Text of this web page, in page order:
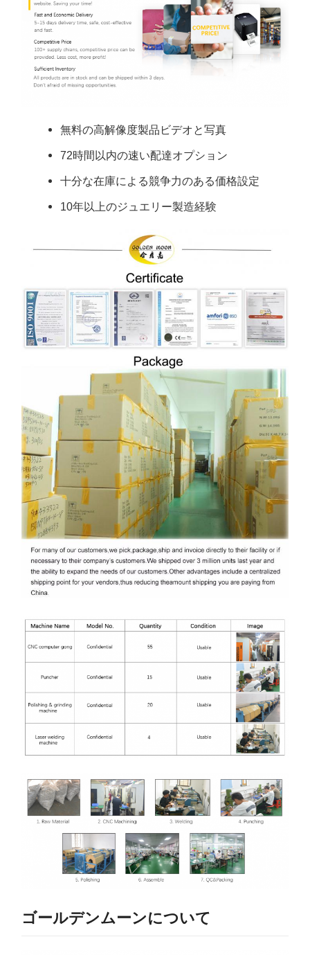
無料の高解像度製品ビデオと写真
72時間以内の速い配達オプション
十分な在庫による競争力のある価格設定
10年以上のジュエリー製造経験
ゴールデンムーンについて